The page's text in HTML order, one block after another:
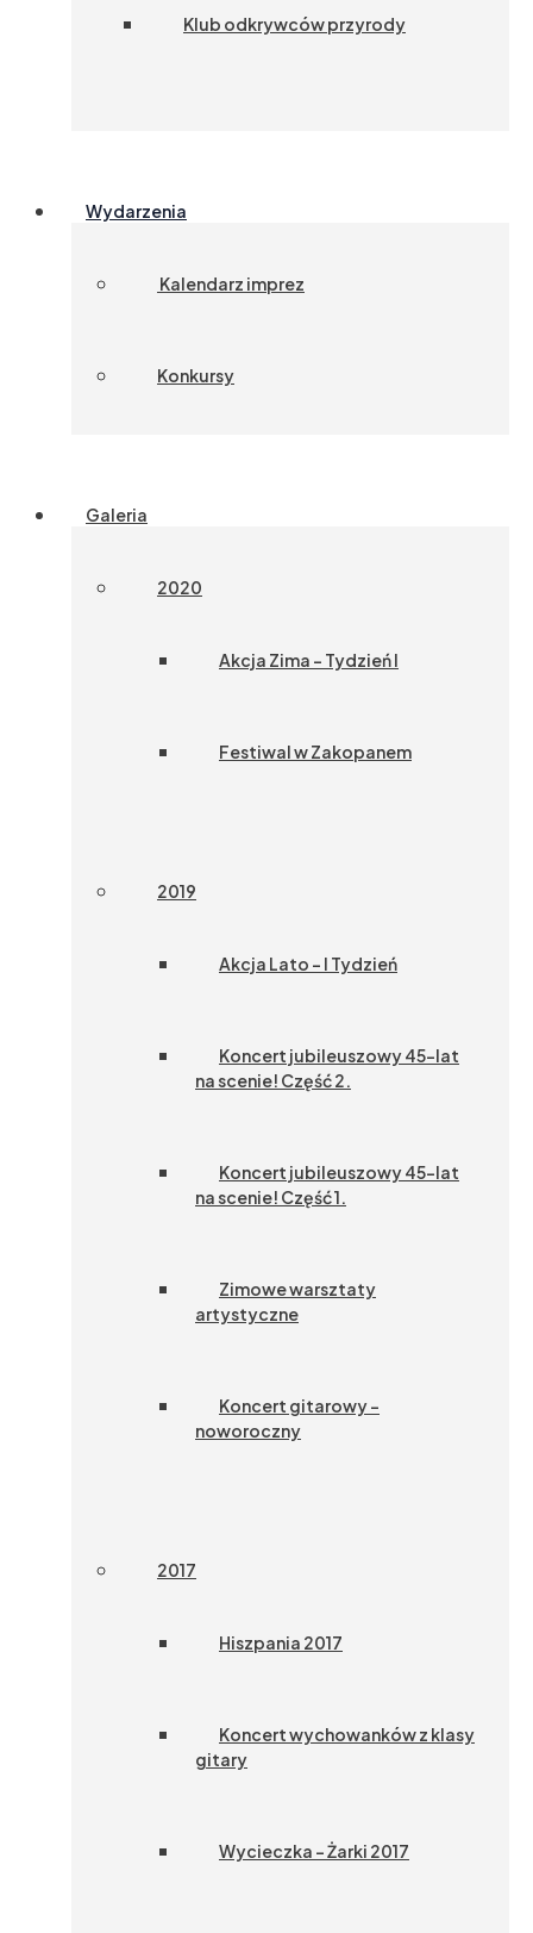
Klub odkrywców przyrody
Wydarzenia
Kalendarz imprez
Konkursy
Galeria
2020
Akcja Zima – Tydzień I
Festiwal w Zakopanem
2019
Akcja Lato – I Tydzień
Koncert jubileuszowy 45-lat
na scenie! Część 2.
Koncert jubileuszowy 45-lat
na scenie! Część 1.
Zimowe warsztaty
artystyczne
Koncert gitarowy –
noworoczny
2017
Hiszpania 2017
Koncert wychowanków z klasy
gitary
Wycieczka – Żarki 2017